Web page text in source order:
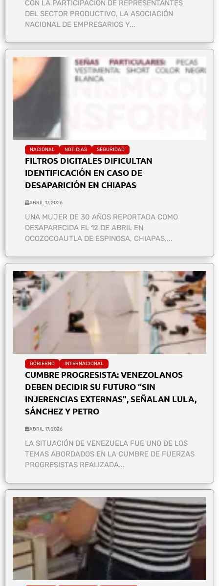
CON LA PARTICIPACIÓN DE REPRESENTANTES
DEL SECTOR PRODUCTIVO, LA ASOCIACIÓN
NACIONAL DE EMPRESARIOS Y...
NACIONAL NOTICIAS SEGURIDAD
FILTROS DIGITALES DIFICULTAN
IDENTIFICACIÓN EN CASO DE
DESAPARICIÓN EN CHIAPAS
ABRIL 17, 2026
UNA MUJER DE 30 AÑOS REPORTADA COMO
DESAPARECIDA EL 12 DE ABRIL EN
OCOZOCOAUTLA DE ESPINOSA, CHIAPAS,...
GOBIERNO INTERNACIONAL
CUMBRE PROGRESISTA: VENEZOLANOS
DEBEN DECIDIR SU FUTURO “SIN
INJERENCIAS EXTERNAS”, SEÑALAN LULA,
SÁNCHEZ Y PETRO
ABRIL 17, 2026
LA SITUACIÓN DE VENEZUELA FUE UNO DE LOS
TEMAS ABORDADOS EN LA CUMBRE DE FUERZAS
PROGRESISTAS REALIZADA...